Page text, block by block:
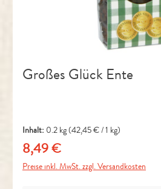
Großes Glück Ente
Inhalt: 0.2 kg(42,45 € / 1 kg)
Regulärer Preis:
8,49 €
Preise inkl. MwSt. zzgl. Versandkosten